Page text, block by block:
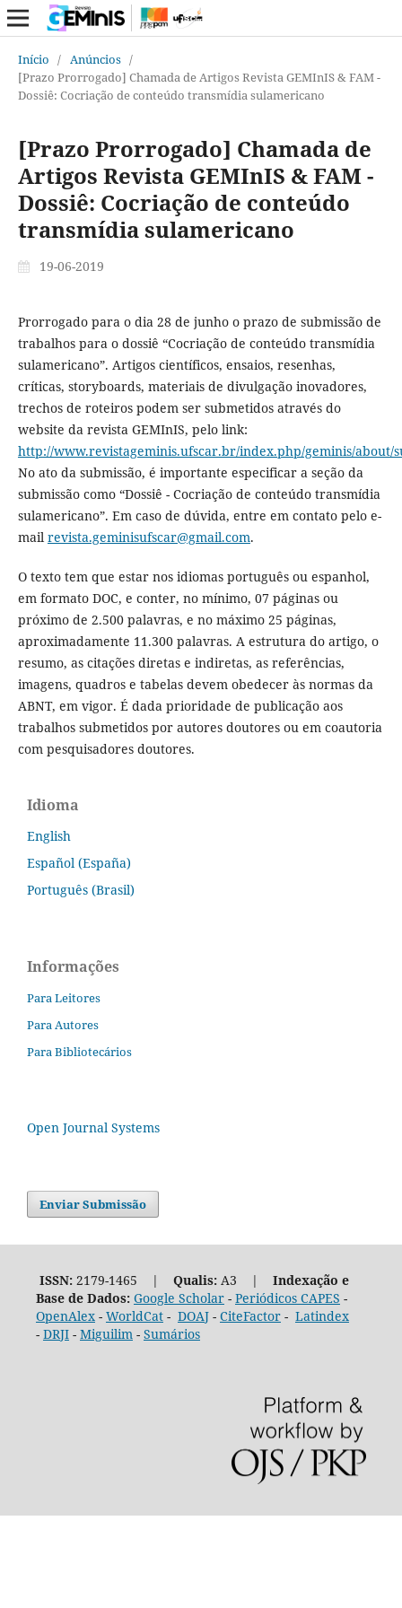
Início / Anúncios /
[Prazo Prorrogado] Chamada de Artigos Revista GEMInIS & FAM -
Dossiê: Cocriação de conteúdo transmídia sulamericano
[Prazo Prorrogado] Chamada de
Artigos Revista GEMInIS & FAM -
Dossiê: Cocriação de conteúdo
transmídia sulamericano
19-06-2019
Prorrogado para o dia 28 de junho o prazo de submissão de
trabalhos para o dossiê “Cocriação de conteúdo transmídia
sulamericano”. Artigos científicos, ensaios, resenhas,
críticas, storyboards, materiais de divulgação inovadores,
trechos de roteiros podem ser submetidos através do
website da revista GEMInIS, pelo link:
http://www.revistageminis.ufscar.br/index.php/geminis/about/
No ato da submissão, é importante especificar a seção da
submissão como “Dossiê - Cocriação de conteúdo transmídia
sulamericano”. Em caso de dúvida, entre em contato pelo e-
mail revista.geminisufscar@gmail.com.
O texto tem que estar nos idiomas português ou espanhol,
em formato DOC, e conter, no mínimo, 07 páginas ou
próximo de 2.500 palavras, e no máximo 25 páginas,
aproximadamente 11.300 palavras. A estrutura do artigo, o
resumo, as citações diretas e indiretas, as referências,
imagens, quadros e tabelas devem obedecer às normas da
ABNT, em vigor. É dada prioridade de publicação aos
trabalhos submetidos por autores doutores ou em coautoria
com pesquisadores doutores.
Idioma
English
Español (España)
Português (Brasil)
Informações
Para Leitores
Para Autores
Para Bibliotecários
Open Journal Systems
Enviar Submissão
ISSN:2179-1465 | Qualis:A3 | Indexação e
Base de Dados: Google Scholar- Periódicos CAPES -
OpenAlex- WorldCat- DOAJ- CiteFactor- Latindex
- DRJI- Miguilim - Sumários